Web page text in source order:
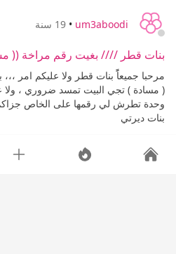
um3aboodi
• 19 سنة
بنات قطر //// بغيت رقم مراخة ((
مرحبا جميعاًً بنات قطر ولا عليكم امر
( مسادة ) تجي البيت تمسد ضروري ، ولا
وحدة تطرش لي رقمها على الخاص
بنات ديرتي